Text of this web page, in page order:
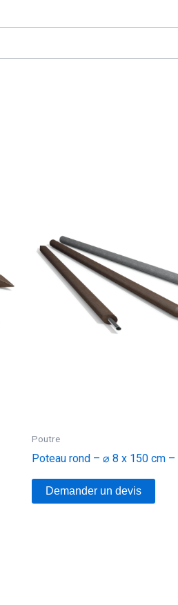
Poutre
Poteau rond – ⌀ 8 x 150 cm –
Demander un devis